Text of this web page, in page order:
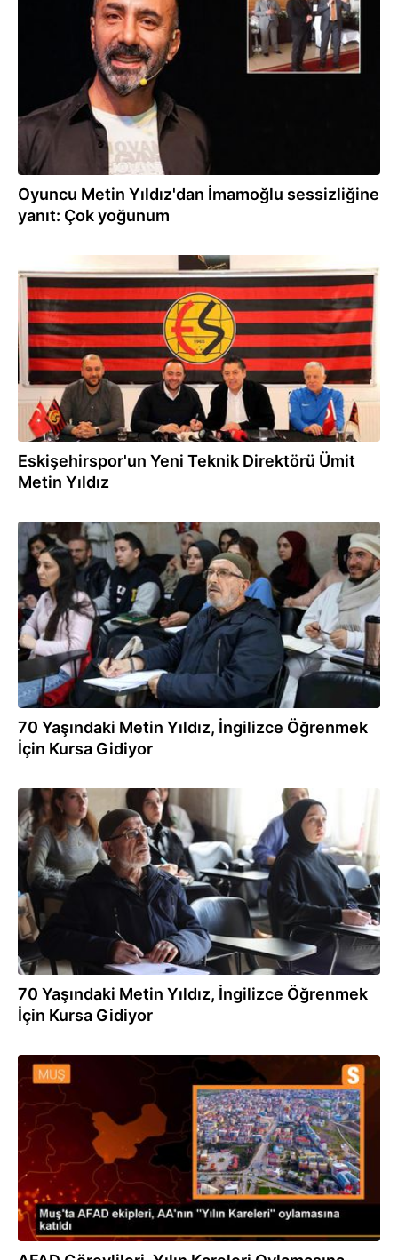
08.04.2025
Oyuncu Metin Yıldız'dan İmamoğlu sessizliğine
yanıt: Çok yoğunum
11.02.2025
Eskişehirspor'un Yeni Teknik Direktörü Ümit
Metin Yıldız
09.03.2024
70 Yaşındaki Metin Yıldız, İngilizce Öğrenmek
İçin Kursa Gidiyor
03.03.2024
70 Yaşındaki Metin Yıldız, İngilizce Öğrenmek
İçin Kursa Gidiyor
15.01.2024